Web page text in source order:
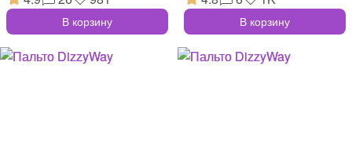
В корзину В корзину